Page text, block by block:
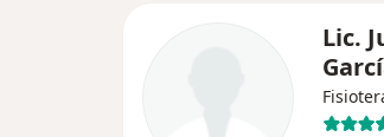
Lic.